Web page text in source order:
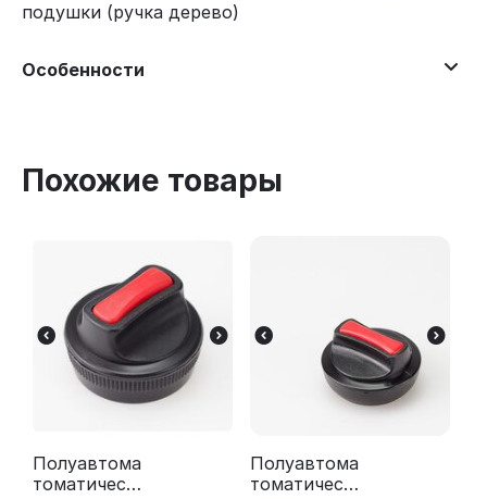
подушки (ручка дерево)
Особенности
Похожие товары
Полуавтома
томатическа
Полуавтома
томатическа